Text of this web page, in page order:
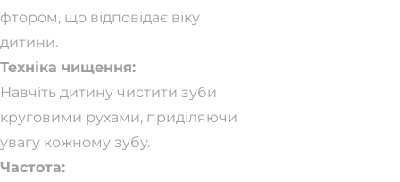
фтором, що відповідає віку
дитини.
Техніка чищення:
Навчіть дитину чистити зуби
круговими рухами, приділяючи
увагу кожному зубу.
Частота: